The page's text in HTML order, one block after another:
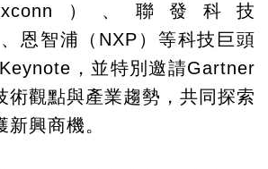
）、聯發科技
、恩智浦（NXP）等科技巨頭
，並特別邀請Gartner
術觀點與產業趨勢，共同探索
興商機。